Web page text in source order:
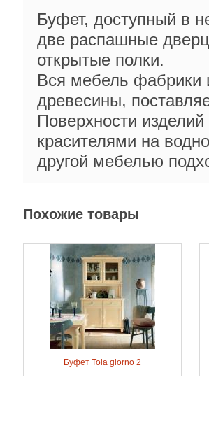
Буфет, доступный в
две распашные
открытые полки.
Вся мебель фабрики
древесины,
Поверхности
красителями на
другой мебелью
Похожие товары
Буфет Tola giorno 2